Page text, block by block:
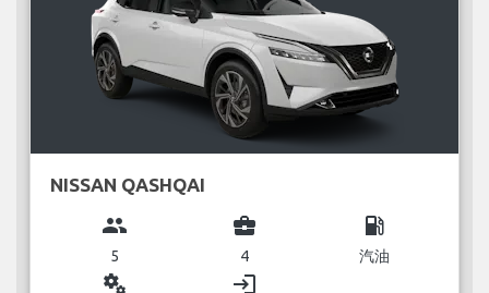
NISSAN QASHQAI
group
5
business_center
4
local_gas_station
汽油
miscellaneous_services login